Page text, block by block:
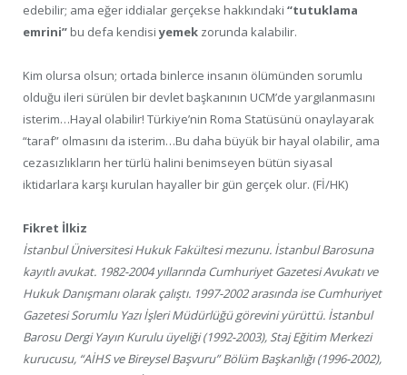
edebilir; ama eğer iddialar gerçekse hakkındaki “tutuklama
emrini” bu defa kendisiyemek zorunda kalabilir.
Kim olursa olsun; ortada binlerce insanın ölümünden sorumlu
olduğu ileri sürülen bir devlet başkanının UCM’de yargılanmasını
isterim…Hayal olabilir! Türkiye’nin Roma Statüsünü onaylayarak
“taraf” olmasını da isterim…Bu daha büyük bir hayal olabilir, ama
cezasızlıkların her türlü halini benimseyen bütün siyasal
iktidarlara karşı kurulan hayaller bir gün gerçek olur. (Fİ/HK)
Fikret İlkiz
İstanbul Üniversitesi Hukuk Fakültesi mezunu. İstanbul Barosuna
kayıtlı avukat. 1982-2004 yıllarında Cumhuriyet Gazetesi Avukatı ve
Hukuk Danışmanı olarak çalıştı. 1997-2002 arasında ise Cumhuriyet
Gazetesi Sorumlu Yazı İşleri Müdürlüğü görevini yürüttü. İstanbul
Barosu Dergi Yayın Kurulu üyeliği (1992-2003), Staj Eğitim Merkezi
kurucusu, “AİHS ve Bireysel Başvuru” Bölüm Başkanlığı (1996-2002),